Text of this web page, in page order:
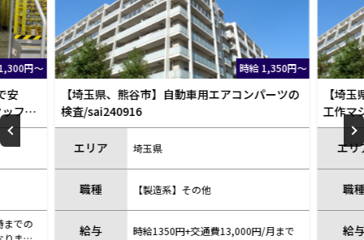
1,350円～
ツの
月まで
時給 1,200円～
【埼玉県、羽生市】アルミ製半導体製造装置の
工作マシンオペレーター 360円で仕出し弁当
の注文ができる！年3回長期休暇あ
り！/sai230718
エリア 埼玉県
職種 【製造系】その他
給与 時給1200円+13,000円/月
【埼
年3回
がで
エ
職
給